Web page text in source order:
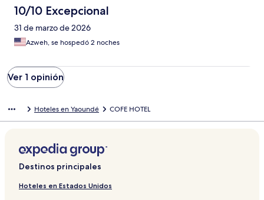
10/10 Excepcional
31 de marzo de 2026
Azweh, se hospedó 2 noches
Ver 1 opinión
Hoteles en Yaoundé COFE HOTEL
Destinos principales
Hoteles en Estados Unidos